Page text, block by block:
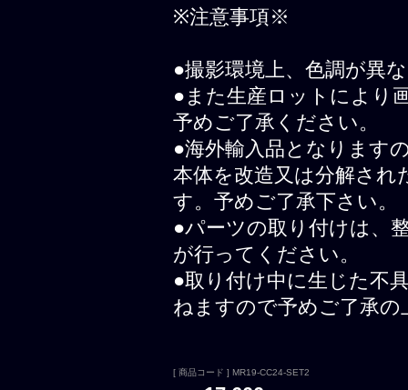
※注意事項※
●撮影環境上、色調が異
●また生産ロットにより
予めご了承ください。
●海外輸入品となります
本体を改造又は分解され
す。予めご了承下さい。
●パーツの取り付けは、
が行ってください。
●取り付け中に生じた不
ねますので予めご了承
[ 商品コード ] MR19-CC24-SET2